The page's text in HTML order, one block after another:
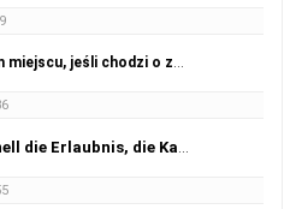
prawo jazdy i licencję żeglarską oraz wszystkie ((https://per…
B zu leiten, und beginnen Sie mit der Prüfung! 100 %✅